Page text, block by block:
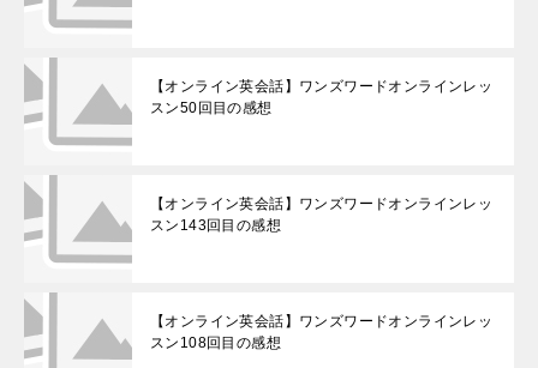
【オンライン英会話】ワンズワードオンラインレッ
スン50回目の感想
【オンライン英会話】ワンズワードオンラインレッ
スン143回目の感想
【オンライン英会話】ワンズワードオンラインレッ
スン108回目の感想